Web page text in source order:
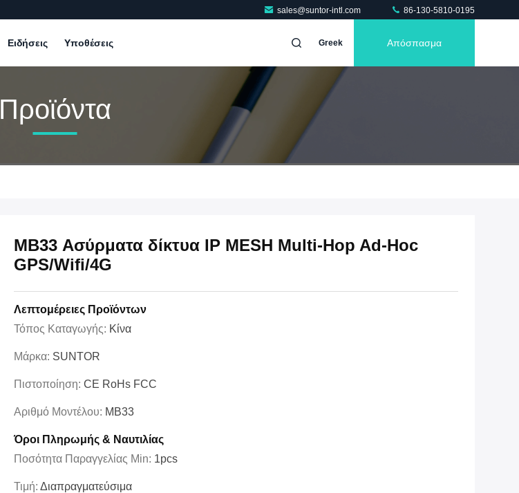
sales@suntor-intl.com 86-130-5810-0195
Ειδήσεις Υποθέσεις Greek Απόσπασμα
Προϊόντα
MB33 Ασύρματα δίκτυα IP MESH Multi-Hop Ad-Hoc
GPS/Wifi/4G
Λεπτομέρειες Προϊόντων
Τόπος Καταγωγής: Κίνα
Μάρκα: SUNTOR
Πιστοποίηση: CE RoHs FCC
Αριθμό Μοντέλου: MB33
Όροι Πληρωμής & Ναυτιλίας
Ποσότητα Παραγγελίας Min: 1pcs
Τιμή: Διαπραγματεύσιμα